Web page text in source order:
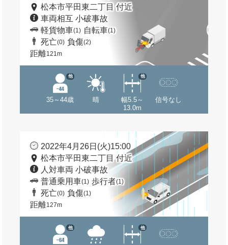
松本市平田東二丁目 付近
車両相互 小破事故
軽貨物車(1) 自転車(1)
死亡(0) 負傷(2)
距離121m
35～44歳
他
晴
幅5.5～
13.0m
他
信号なし
2022年4月26日(火)15:00
松本市平田東二丁目 付近
人対車両 小破事故
普通乗用車(1) 歩行者(1)
死亡(0) 負傷(1)
距離127m
他 他